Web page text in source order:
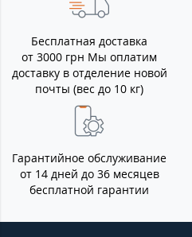
Бесплатная доставка
от 3000 грн Мы оплатим
доставку в отделение новой
почты (вес до 10 кг)
Гарантийное обслуживание
от 14 дней до 36 месяцев
бесплатной гарантии